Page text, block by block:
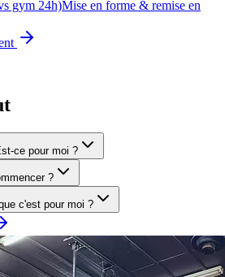
gym 24h)Mise en forme & remise en
ce pour moi ?
?
c'est pour moi ?